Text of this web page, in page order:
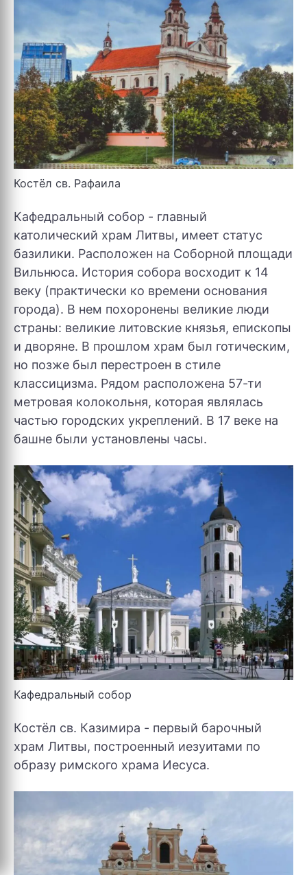
Костёл св. Рафаила
Кафедральный собор - главный
католический храм Литвы, имеет статус
базилики. Расположен на Соборной площади
Вильнюса. История собора восходит к 14
веку (практически ко времени основания
города). В нем похоронены великие люди
страны: великие литовские князья, епископы
и дворяне. В прошлом храм был готическим,
но позже был перестроен в стиле
классицизма. Рядом расположена 57-ти
метровая колокольня, которая являлась
частью городских укреплений. В 17 веке на
башне были установлены часы.
Кафедральный собор
Костёл св. Казимира - первый барочный
храм Литвы, построенный иезуитами по
образу римского храма Иесуса.